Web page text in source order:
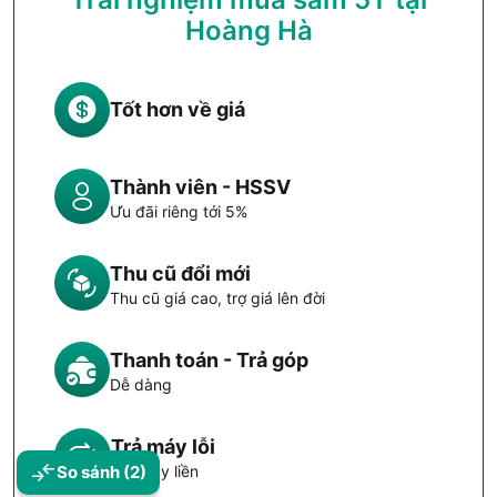
Lâu, Gập Mở Không Lo Hằn.
Dán một lần – bảo vệ dài lâu – không để lại dấu vết.
So sánh (2)
Hoàng Hà
Tốt hơn về giá
Thành viên - HSSV
Ưu đãi riêng tới 5%
Thu cũ đổi mới
Thu cũ giá cao, trợ giá lên đời
Thanh toán - Trả góp
Dễ dàng
Trả máy lỗi
Đổi máy liền